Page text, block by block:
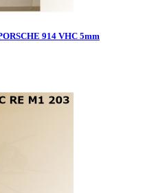
914 VHC 5mm